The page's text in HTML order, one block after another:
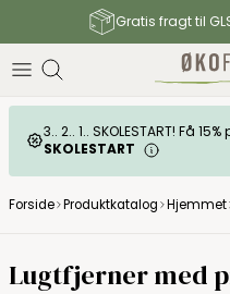
Gratis fragt til
3.. 2.. 1.. SKOLESTART! Få
SKOLESTART
Forside Produktkatalog Hjemmet
Byoms
Lugtfjerner med